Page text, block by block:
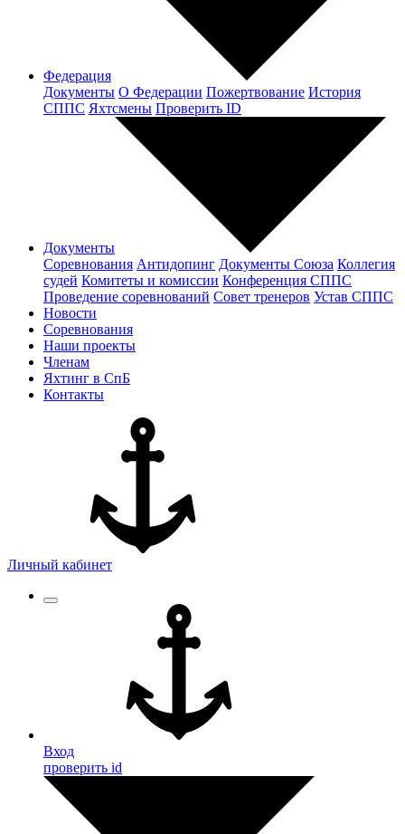
Федерация
Документы О Федерации Пожертвование История
СППС Яхтсмены Проверить ID
Документы
Соревнования Антидопинг Документы Cоюза Коллегия
судей Комитеты и комиссии Конференция СППС
Проведение соревнований Совет тренеров Устав СППС
Новости
Соревнования
Наши проекты
Членам
Яхтинг в СпБ
Контакты
Личный кабинет
Вход
проверить id